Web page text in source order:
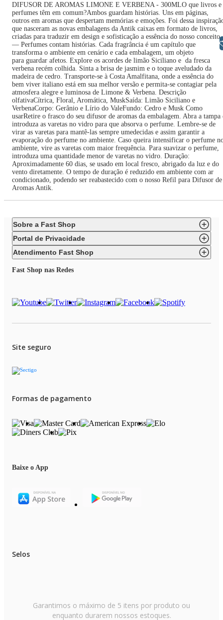
DIFUSOR DE AROMAS LIMONE E VERBENA - 300MLO que livros e
perfumes têm em comum?Ambos guardam histórias. Uns em páginas,
outros em aromas que despertam memórias e emoções. Foi dessa
que nasceram as novas embalagens da Antik caixas em formato de livros,
criadas para traduzir em design e sofisticação a essência do nosso conceito
— Perfumes contam histórias. Cada fragrância é um capítulo que
transforma o ambiente em cenário e cada embalagem, um objeto
para guardar afetos. Explore os acordes de limão Siciliano e da fresca
verbena recém colhida. Sinta a brisa de jasmim e o toque aveludado da
madeira de cedro. Transporte-se à Costa Amalfitana, onde a essência do
bem viver italiano está em sua melhor versão e permita-se contagiar pela
atmosfera alegre e luminosa de Limone & Verbena. Descrição
olfativaCítrica, Floral, Aromática, MuskSaída: Limão Siciliano e
VerbenaCorpo: Gerânio e Lírio do ValeFundo: Cedro e Musk Como
usarRetire o frasco do seu difusor de aromas da embalagem. Abra a tampa
introduza as varetas no vidro para que absorva o perfume. Lembre-se de
virar as varetas para mantê-las sempre umedecidas e assim garantir a
evaporação do perfume no ambiente. Caso queira intensificar o perfume
ambiente, vire as varetas com maior frequência. Para suavizar o perfume,
introduza uma quantidade menor de varetas no vidro. Duração:
Aproximadamente 60 dias, se usado em local fresco, abrigado da luz e do
vento diretamente. O tempo de duração é reduzido em ambiente com ar
condicionado, podendo ser reabastecido com o nosso Refil para Difusor de
Aromas Antik.
Sobre a Fast Shop
Portal de Privacidade
Atendimento Fast Shop
Fast Shop nas Redes
Site seguro
Formas de pagamento
Baixe o App
Selos
Garantimos o máximo de 5 itens por produto ou
enquanto durarem nossos estoques.
Libras